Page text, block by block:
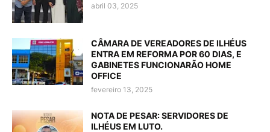
abril 03, 2025
CÂMARA DE VEREADORES DE ILHÉUS
ENTRA EM REFORMA POR 60 DIAS, E
GABINETES FUNCIONARÃO HOME
OFFICE
fevereiro 13, 2025
NOTA DE PESAR: SERVIDORES DE
ILHÉUS EM LUTO.